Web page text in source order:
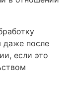
даже после
если это